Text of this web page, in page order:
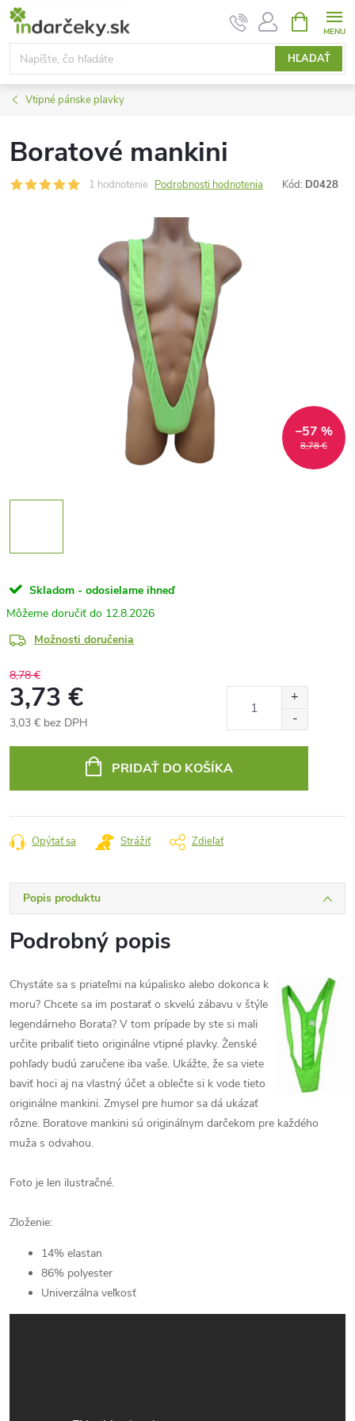
Prejsť
obsah
HĽADAŤ
KOŠÍK
Vtipné pánske plavky
Boratové mankini
1 hodnotenie Podrobnosti hodnotenia Kód: D0428
8,78 €
–57 %
Skladom - odosielame ihneď
12.8.2026
Možnosti doručenia
8,78 €
3,73 €
3,03 € bez DPH
PRIDAŤ DO KOŠÍKA
Opýtať sa Strážiť Zdieľať
Popis produktu
Podrobný popis
Chystáte sa s priateľmi na kúpalisko alebo dokonca k
moru? Chcete sa im postarať o skvelú zábavu v štýle
legendárneho Borata? V tom prípade by ste si mali
určite pribaliť tieto originálne vtipné plavky. Ženské
pohľady budú zaručene iba vaše. Ukážte, že sa viete
baviť hoci aj na vlastný účet a oblečte si k vode tieto
originálne mankini. Zmysel pre humor sa dá ukázať
rôzne. Boratove mankini sú originálnym darčekom pre každého
muža s odvahou.
Foto je len ilustračné.
Zloženie:
14% elastan
86% polyester
Univerzálna veľkosť